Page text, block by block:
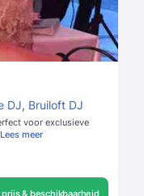
DJ, Bruiloft DJ
voor exclusieve
Lees meer
prijs & beschikbaarheid